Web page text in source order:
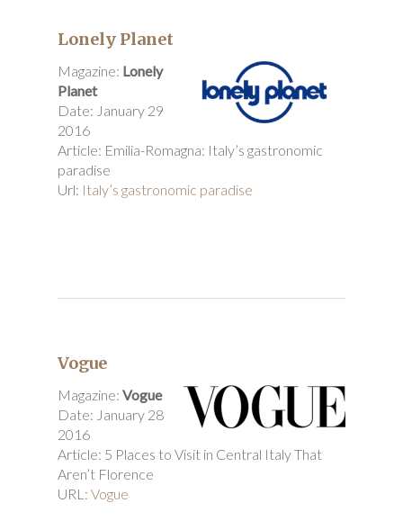
Lonely Planet
Magazine: Lonely
Planet
Date: January 29
2016
Article: Emilia-Romagna: Italy’s gastronomic
paradise
Url: Italy’s gastronomic paradise
Vogue
Magazine: Vogue
Date: January 28
2016
Article: 5 Places to Visit in Central Italy That
Aren’t Florence
URL: Vogue